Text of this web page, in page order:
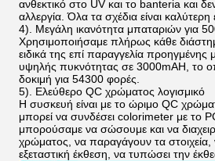
ανθεκτικό στο UV και το banteria και
αλλεργία. Όλα τα σχέδια είναι καλύτερη
4). Μεγάλη ικανότητα μπαταριών για
Χρησιμοποιήσαμε πλήρως κάθε
ειδικά της επί παραγγελία προηγμένης
υψηλής πυκνότητας σε 3000mAH, το
δοκιμή για 54300 φορές.
5). Ελεύθερο QC χρώματος λογισμικό
Η συσκευή είναι με το ώριμο QC
μπορεί να συνδέσει colorimeter με το
μπορούσαμε να σώσουμε και να
χρώματος, να παραγάγουν τα
εξεταστική έκθεση, να τυπώσει την